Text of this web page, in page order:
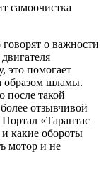
самоочистка
о важности
это помогает
образом шламы.
после такой
отзывчивой
«Тарантас
и какие обороты
мотор и не